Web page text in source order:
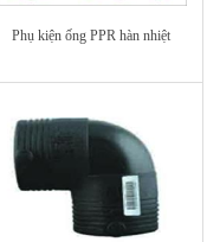
Phụ kiện ống PPR hàn nhiệt